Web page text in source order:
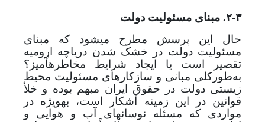
۲-۳. مبنای مسئولیت دولت
حال این پرسش مطرح می­شود که مبنای
مسئولیت دولت در خشک شدن دریاچه ارومیه
تقصیر است یا ایجاد شرایط مخاطره­آمیز؟
به‌طور‌کلی مبانی و سازکارهای مسئولیت محیط
زیستی دولت در حقوق ایران مبهم بوده و خلأ
قوانین در این زمینه آشکار است، به­ویژه در
مواردی که مسئله نوسان­های آب و هوایی و